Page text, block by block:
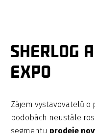
SHERLOG
EXPO
Zájem vystavovatelů
podobách neustále
segmentu prodeje